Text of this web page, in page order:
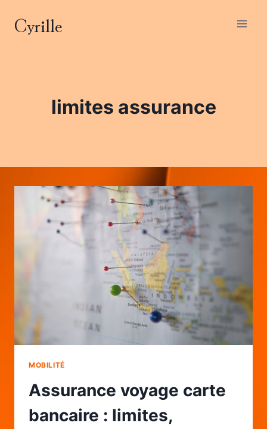
Cyrille
limites assurance
MOBILITÉ
Assurance voyage carte
bancaire : limites,